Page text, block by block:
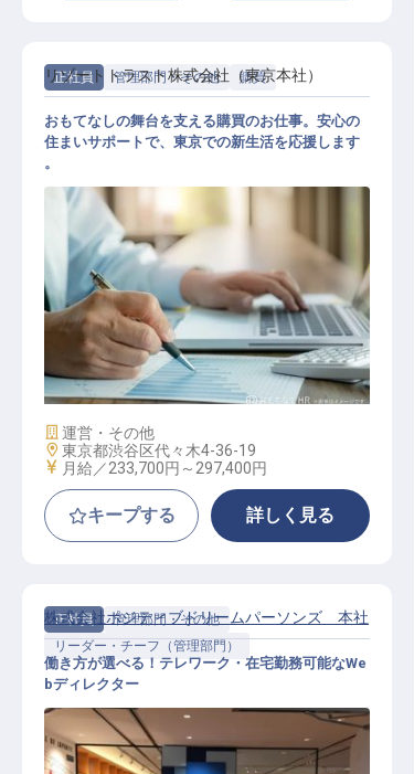
正社員 管理部門・その他 購買
購買部
リゾートトラスト株式会社（東京本社）
おもてなしの舞台を支える購買のお仕事。安心の
住まいサポートで、東京での新生活を応援します
。
施設業態
運営・その他
勤務地
東京都渋谷区代々木4-36-19
給与
月給／233,700円～ 297,400円
キープする 詳しく見る
正社員
管理部門・その他
リーダー・チーフ（管理部門）
株式会社ポジティブドリームパーソンズ 本社
働き方が選べる！テレワーク・在宅勤務可能なWe
bディレクター